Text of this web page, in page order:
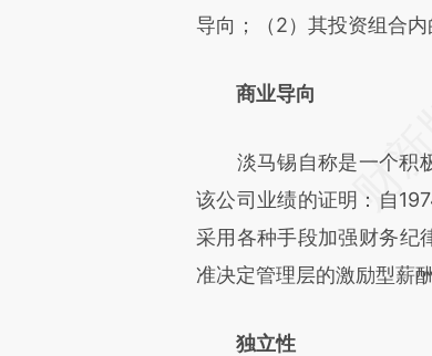
导向；（2）其投资组合内
商业导向
淡马锡自称是一个积极
该公司业绩的证明：自
采用各种手段加强财务纪
准决定管理层的激励型薪
独立性